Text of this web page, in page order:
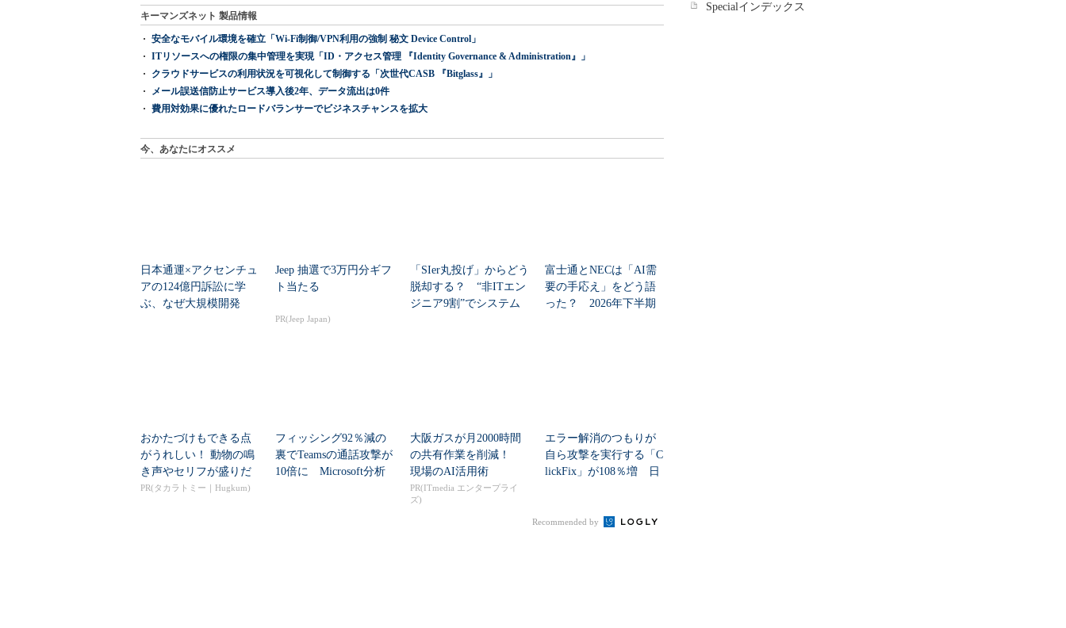
キーマンズネット 製品情報
安全なモバイル環境を確立「Wi-Fi制御/VPN利用の強制 秘文 Device Control」
ITリソースへの権限の集中管理を実現「ID・アクセス管理 『Identity Governance & Administration』」
クラウドサービスの利用状況を可視化して制御する「次世代CASB 『Bitglass』」
メール誤送信防止サービス導入後2年、データ流出は0件
費用対効果に優れたロードバランサーでビジネスチャンスを拡大
今、あなたにオススメ
日本通運×アクセンチュ
アの124億円訴訟に学
ぶ、なぜ大規模開発
Jeep 抽選で3万円分ギフ
ト当たる
PR(Jeep Japan)
「SIer丸投げ」からどう
脱却する？ “非ITエン
ジニア9割”でシステム
富士通とNECは「AI需
要の手応え」をどう語
った？ 2026年下半期
おかたづけもできる点
がうれしい！ 動物の鳴
き声やセリフが盛りだ
くさんの「アニア ...
PR(タカラトミー｜Hugkum)
フィッシング92％減の
裏でTeamsの通話攻撃が
10倍に Microsoft分析
大阪ガスが月2000時間
の共有作業を削減！
現場のAI活用術
PR(ITmedia エンタープライ
ズ)
エラー解消のつもりが
自ら攻撃を実行する「C
lickFix」が108％増 日
Recommended by
Specialインデックス